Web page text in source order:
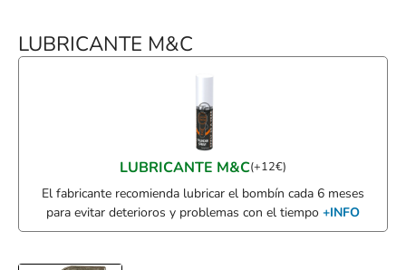
LUBRICANTE M&C
LUBRICANTE M&C(+12€)
El fabricante recomienda lubricar el bombín cada 6 meses
para evitar deterioros y problemas con el tiempo +INFO